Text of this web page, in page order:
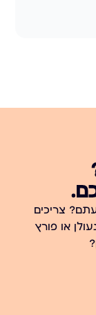
צריכים
או פורץ